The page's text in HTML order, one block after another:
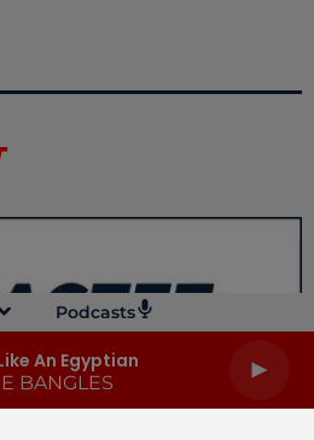
Podcasts
An Egyptian
BANGLES